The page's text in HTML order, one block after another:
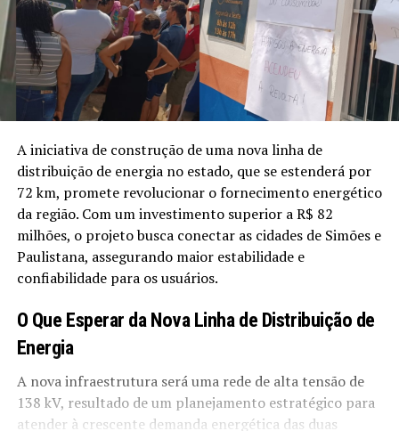
A iniciativa de construção de uma nova linha de
distribuição de energia no estado, que se estenderá por
72 km, promete revolucionar o fornecimento energético
da região. Com um investimento superior a R$ 82
milhões, o projeto busca conectar as cidades de Simões e
Paulistana, assegurando maior estabilidade e
confiabilidade para os usuários.
O Que Esperar da Nova Linha de Distribuição de
Energia
A nova infraestrutura será uma rede de alta tensão de
138 kV, resultado de um planejamento estratégico para
atender à crescente demanda energética das duas